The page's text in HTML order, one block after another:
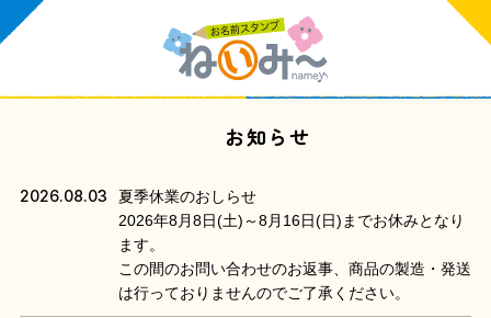
お知らせ
2026.08.03
夏季休業のおしらせ
2026年8月8日(土)～8月16日(日)までお休みとなり
ます。
この間のお問い合わせのお返事、商品の製造・発送
は行っておりませんのでご了承ください。